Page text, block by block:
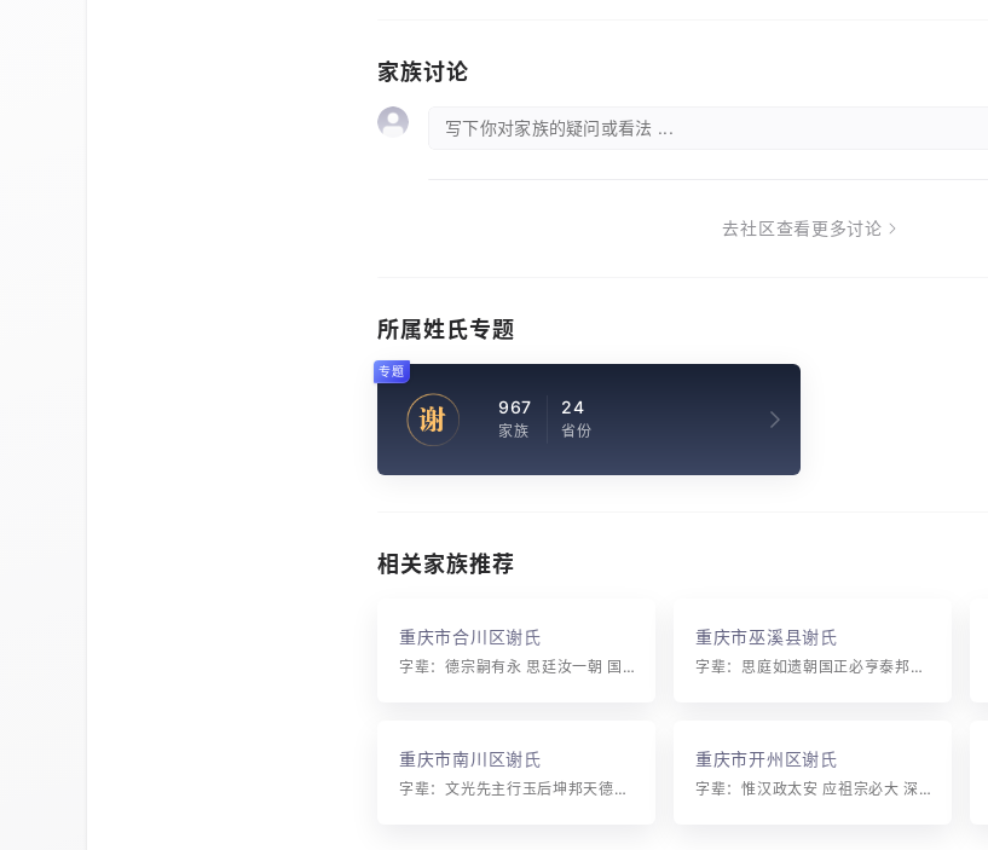
家族讨论
写下你对家族的疑问或看法 ...
去社区查看更多讨论
所属姓氏专题
谢 967
家族
24
省份
专题
相关家族推荐
重庆市合川区谢氏
字辈：德宗嗣有永 思廷汝一朝 国正必享泰 邦宁自显昭 经文光祖第 纬武皇都 书香传万祚 世袭定公侯 仁义列根本 礼智信为纲 江饶千载香 衡常百代昌
重庆市巫溪县谢氏
字辈：思庭如遗朝国正必亨泰邦明志显照仁文光祖姜裔续繁
重庆市南川区谢氏
字辈：文光先主行玉后坤邦天德国朝呈姜裔续繁
重庆市开州区谢氏
字辈：惟汉政太安 应祖宗必大 深思仕仲秀 文才富贵显 倡宁振兴（ 玉树仟枝茂 永世昆仑万 代升）仁徵 国瑞合续绍 南方惠值声 闻远蕃宣世 泽长佐时毓 哲辅立学茂 贤良尚異光 先德用期久 发祥